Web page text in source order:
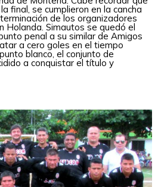
final, se cumplieron en la cancha
de los organizadores
Holanda. Simautos se quedó el
penal a su similar de Amigos
a cero goles en el tiempo
blanco, el conjunto de
a conquistar el título y